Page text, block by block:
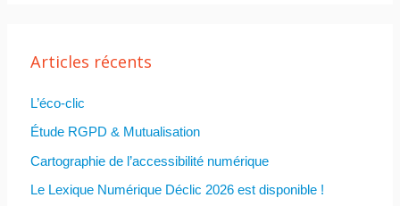
e
r
Articles récents
L’éco-clic
Étude RGPD & Mutualisation
Cartographie de l’accessibilité numérique
Le Lexique Numérique Déclic 2026 est disponible !